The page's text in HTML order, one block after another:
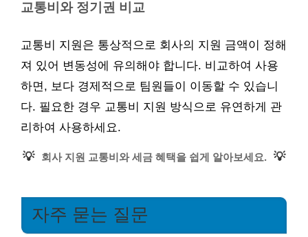
교통비와 정기권 비교
교통비 지원은 통상적으로 회사의 지원 금액이 정해
져 있어 변동성에 유의해야 합니다. 비교하여 사용
하면, 보다 경제적으로 팀원들이 이동할 수 있습니
다. 필요한 경우 교통비 지원 방식으로 유연하게 관
리하여 사용하세요.
💡 회사 지원 교통비와 세금 혜택을 쉽게 알아보세요. 💡
자주 묻는 질문